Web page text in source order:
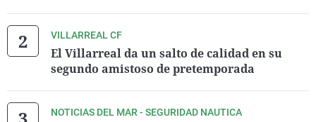
VILLARREAL CF
El Villarreal da un salto de calidad en su
segundo amistoso de pretemporada
NOTICIAS DEL MAR - SEGURIDAD NAUTICA